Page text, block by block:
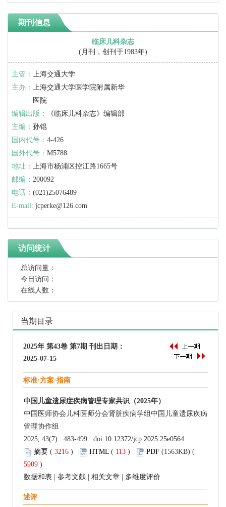
期刊信息
临床儿科杂志
(月刊，创刊于1983年)
主管： 上海交通大学
主办： 上海交通大学医学院附属新华
医院
编辑出版：
《临床儿科杂志》编辑部
主编： 孙锟
国内代号： 4-426
国外代号： M5788
地址： 上海市杨浦区控江路1665号
邮编： 200092
电话： (021)25076489
E-mail: jcperke@126.com
访问统计
总访问量：
今日访问：
在线人数：
当期目录
2025年 第43卷 第7期 刊出日期：
2025-07-15
标准·方案·指南
中国儿童遗尿症疾病管理专家共识（2025年）
中国医师协会儿科医师分会肾脏疾病学组中国儿童遗尿疾病
管理协作组
2025, 43(7): 483-499. doi:10.12372/jcp.2025.25e0564
摘要 ( 3216 ) HTML ( 113 ) PDF (1563KB) (
5909 )
数据和表
参考文献 相关文章 多维度评价
述评